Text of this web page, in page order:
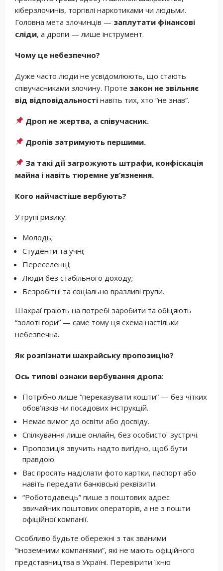
кіберзлочинів, торгівлі наркотиками чи людьми.
Головна мета злочинців — заплутати фінансові
сліди, а дропи — лише інструмент.
Чому це небезпечно?
Дуже часто люди не усвідомлюють, що стають
співучасниками злочину. Проте закон не звільняє
від відповідальності навіть тих, хто “не знав”.
Дроп не жертва, а співучасник.
Дропів затримують першими.
За такі дії загрожують штрафи, конфіскація
майна і навіть тюремне ув’язнення.
Кого найчастіше вербують?
У групі ризику:
Молодь;
Студенти та учні;
Переселенці;
Люди без стабільного доходу;
Безробітні та соціально вразливі групи.
Шахраї грають на потребі заробити та обіцяють
“золоті гори” — саме тому ця схема настільки
небезпечна.
Як розпізнати шахрайську пропозицію?
Ось типові ознаки вербування дропа:
Потрібно лише “переказувати кошти” — без чітких
обов’язків чи посадових інструкцій.
Немає вимог до освіти або досвіду.
Спілкування лише онлайн, без особистої зустрічі.
Пропозиція звучить надто вигідно, щоб бути
правдою.
Вас просять надіслати фото картки, паспорт або
навіть передати банківські реквізити.
“Роботодавець” пише з поштових адрес
звичайних поштових операторів, а не з пошти
офіційної компанії.
Особливо будьте обережні з так званими
“іноземними компаніями”, які не мають офіційного
представництва в Україні. Перевірити їхню